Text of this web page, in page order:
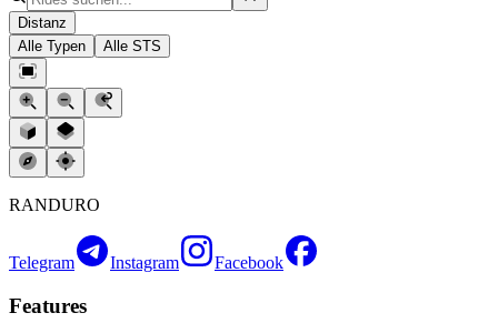
Distanz
Alle Typen
Alle STS
RANDURO
Telegram Instagram Facebook
Features